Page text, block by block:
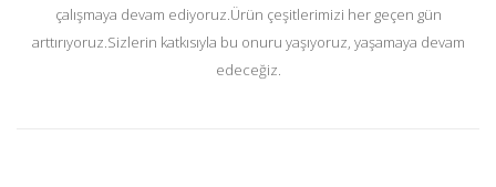
çalışmaya devam ediyoruz.Ürün çeşitlerimizi her geçen gün
arttırıyoruz.Sizlerin katkısıyla bu onuru yaşıyoruz, yaşamaya devam
edeceğiz.